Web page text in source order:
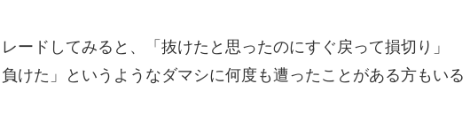
ードしてみると、「抜けたと思ったのにすぐ戻って損切り」
けた」というようなダマシに何度も遭ったことがある方もいる